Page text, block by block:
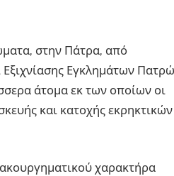
στην Πάτρα, από
Εξιχνίασης Εγκλημάτων
άτομα εκ των οποίων οι
και κατοχής εκρηκτικών
χαρακτήρα